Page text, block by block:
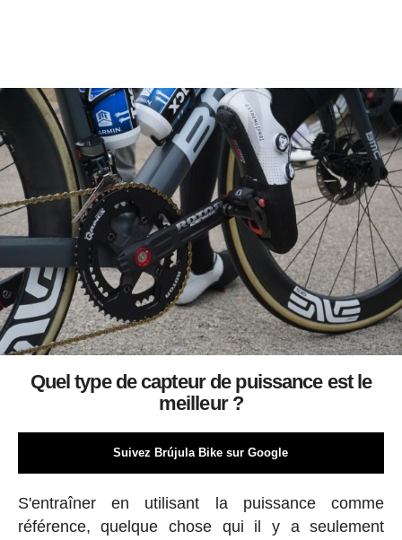
Quel type de capteur de puissance est le
meilleur ?
Suivez Brújula Bike sur Google
S'entraîner en utilisant la puissance comme
référence, quelque chose qui il y a seulement